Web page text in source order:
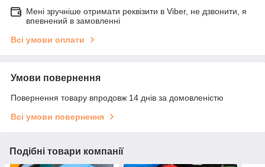
Мені зручніше отримати реквізити в Viber, не дзвонити, я
впевнений в замовленні
Всі умови оплати
Умови повернення
Повернення товару впродовж 14 днів за домовленістю
Всі умови повернення
Подібні товари компанії